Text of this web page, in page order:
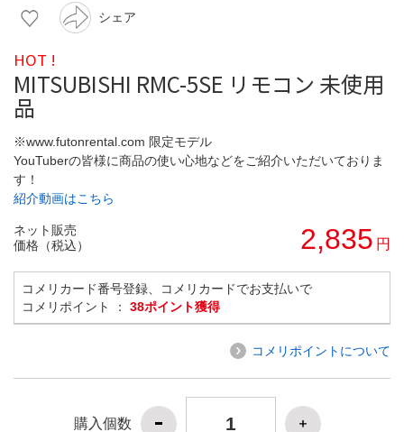
シェア
HOT !
MITSUBISHI RMC-5SE リモコン 未使用
品
※www.futonrental.com 限定モデル
YouTuberの皆様に商品の使い心地などをご紹介いただいておりま
す！
紹介動画はこちら
ネット販売
価格（税込）
2,835 円
コメリカード番号登録、コメリカードでお支払いで
コメリポイント ： 38ポイント獲得
コメリポイントについて
購入個数